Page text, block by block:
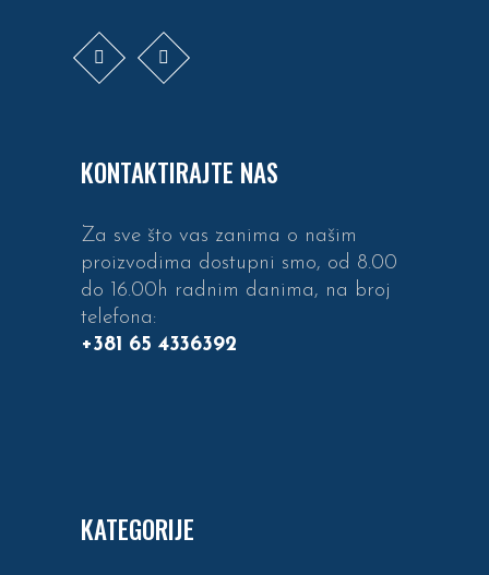
KONTAKTIRAJTE NAS
Za sve što vas zanima o našim
proizvodima dostupni smo, od 8.00
do 16.00h radnim danima, na broj
telefona:
+381 65 4336392
KATEGORIJE